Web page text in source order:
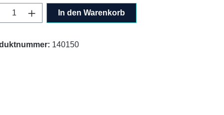
Anzahl: Gib den gewünschten
In den Warenkorb
140150